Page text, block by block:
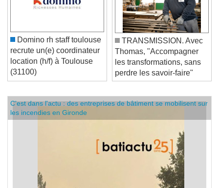
Domino rh staff toulouse
recrute un(e) coordinateur
location (h/f) à Toulouse
(31100)
TRANSMISSION. Avec
Thomas, "Accompagner
les transformations, sans
perdre les savoir-faire"
C'est dans l'actu : des entreprises de bâtiment se mobilisent sur
les incendies en Gironde